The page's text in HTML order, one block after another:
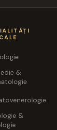
&
&